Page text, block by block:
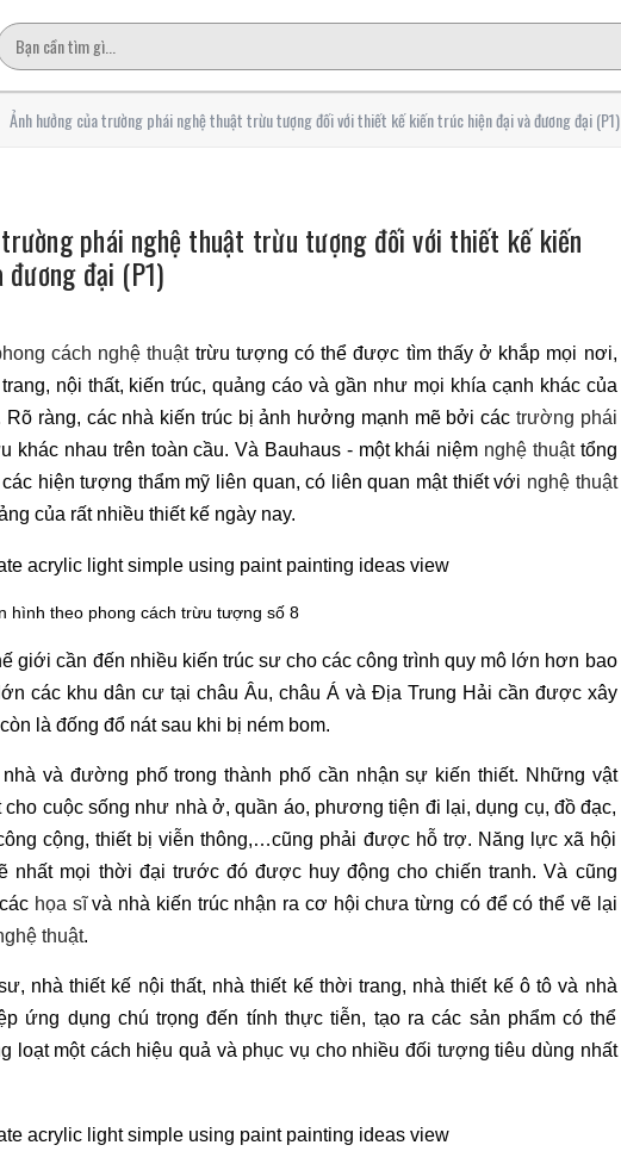
Ảnh hưởng của trường phái nghệ thuật trừu tượng đối với thiết kế kiến trúc hiện đại và đương đại (P1)
phái nghệ thuật trừu tượng đối với thiết kế kiến
đại (P1)
cách nghệ thuậttrừu tượng có thể được tìm thấy ở khắp mọi nơi,
nội thất, kiến trúc, quảng cáo và gần như mọi khía cạnh khác của
ràng, các nhà kiến trúc bị ảnh hưởng mạnh mẽ bởi các trường phái
khác nhau trên toàn cầu. Và Bauhaus - một khái niệm nghệ thuậttổng
hiện tượng thẩm mỹ liên quan, có liên quan mật thiết với nghệ thuật
của rất nhiều thiết kế ngày nay.
hình theo phong cách trừu tượng số 8
giới cần đến nhiều kiến trúc sư cho các công trình quy mô lớn hơn bao
các khu dân cư tại châu Âu, châu Á và Địa Trung Hải cần được xây
là đống đổ nát sau khi bị ném bom.
và đường phố trong thành phố cần nhận sự kiến thiết. Những vật
cho cuộc sống như nhà ở, quần áo, phương tiện đi lại, dụng cụ, đồ đạc,
cộng, thiết bị viễn thông,…cũng phải được hỗ trợ. Năng lực xã hội
nhất mọi thời đại trước đó được huy động cho chiến tranh. Và cũng
họa sĩvà nhà kiến trúc nhận ra cơ hội chưa từng có để có thể vẽ lại
thuật.
nhà thiết kế nội thất, nhà thiết kế thời trang, nhà thiết kế ô tô và nhà
ứng dụng chú trọng đến tính thực tiễn, tạo ra các sản phẩm có thể
loạt một cách hiệu quả và phục vụ cho nhiều đối tượng tiêu dùng nhất